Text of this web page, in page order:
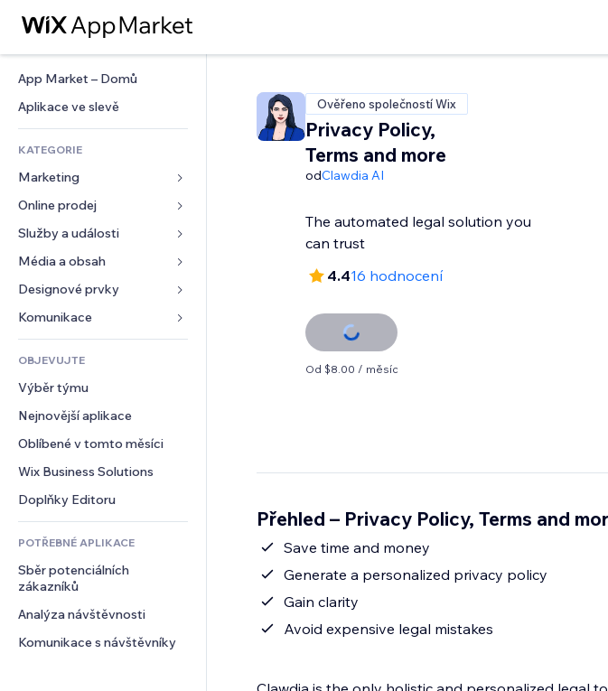
App Market – Domů
Aplikace ve slevě
KATEGORIE
Marketing
Reklamy
Mobilní zařízení
Analytika
Výpisy webu
E‑mail
Online prodej
Aplikace pro obchody
Doprava a doručení
Tlačítka pro prodej
Účetnictví
Kupóny a věrnostní programy
Skladování
Jídlo a nápoje
Služby a události
Ubytování
Události
Restaurace
Nemovitosti
Rezervace
Média a obsah
Galerie
Hudba
Podcasty
Fotografie
Video
PDF
Sdílení souborů
Novinky
Designové prvky
Mapy a navigace
Soukromí a bezpečnost
Hodiny
Šablony stránek
Efekty pro obrázky
Tlačítka a nabídky
Bannery a odznaky
Kalkulačky
Vyhledávání
Počasí
Tabulky a grafy
Formuláře
Ankety
Chat
Komentáře
Telefon
Komunita
Reference a recenze
CRM
OBJEVUJTE
Výběr týmu
Nejnovější aplikace
Oblíbené v tomto měsíci
Wix Business Solutions
Doplňky Editoru
POTŘEBNÉ APLIKACE
Sběr potenciálních
zákazníků
Analýza návštěvnosti
Komunikace s návštěvníky
Ověřeno společností Wix
Privacy Policy,
Terms and more
odClawdia AI
The automated legal solution you
can trust
4.416 hodnocení
Od $8.00 / měsíc
Přehled – Privacy Policy, Terms and
Save time and money
Generate a personalized privacy policy
Gain clarity
Avoid expensive legal mistakes